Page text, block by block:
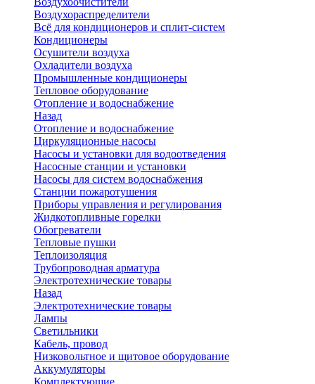
Воздухораспределители
Всё для кондиционеров и сплит-систем
Кондиционеры
Осушители воздуха
Охладители воздуха
Промышленные кондиционеры
Тепловое оборудование
Отопление и водоснабжение
Назад
Отопление и водоснабжение
Циркуляционные насосы
Насосы и установки для водоотведения
Насосные станции и установки
Насосы для систем водоснабжения
Станции пожаротушения
Приборы управления и регулирования
Жидкотопливные горелки
Обогреватели
Тепловые пушки
Теплоизоляция
Трубопроводная арматура
Электротехнические товары
Назад
Электротехнические товары
Лампы
Светильники
Кабель, провод
Низковольтное и щитовое оборудование
Аккумуляторы
Комплектующие